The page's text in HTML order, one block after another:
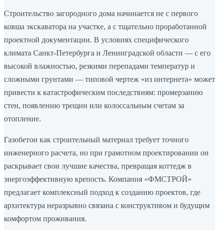
Строительство загородного дома начинается не с первого
ковша экскаватора на участке, а с тщательно проработанной
проектной документации. В условиях специфического
климата Санкт-Петербурга и Ленинградской области — с его
высокой влажностью, резкими перепадами температур и
сложными грунтами — типовой чертеж «из интернета» может
привести к катастрофическим последствиям: промерзанию
стен, появлению трещин или колоссальным счетам за
отопление.
Газобетон как строительный материал требует точного
инженерного расчета, но при грамотном проектировании он
раскрывает свои лучшие качества, превращая коттедж в
энергоэффективную крепость. Компания «ФМСТРОЙ»
предлагает комплексный подход к созданию проектов, где
архитектура неразрывно связана с конструктивом и будущим
комфортом проживания.